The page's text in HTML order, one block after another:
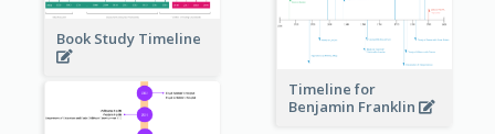
Book Study Timeline
Timeline for
Benjamin Franklin